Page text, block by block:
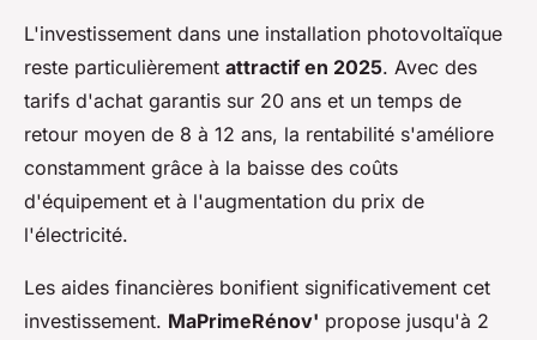
L'investissement dans une installation photovoltaïque
reste particulièrement attractif en 2025. Avec des
tarifs d'achat garantis sur 20 ans et un temps de
retour moyen de 8 à 12 ans, la rentabilité s'améliore
constamment grâce à la baisse des coûts
d'équipement et à l'augmentation du prix de
l'électricité.
Les aides financières bonifient significativement cet
investissement. MaPrimeRénov' propose jusqu'à 2